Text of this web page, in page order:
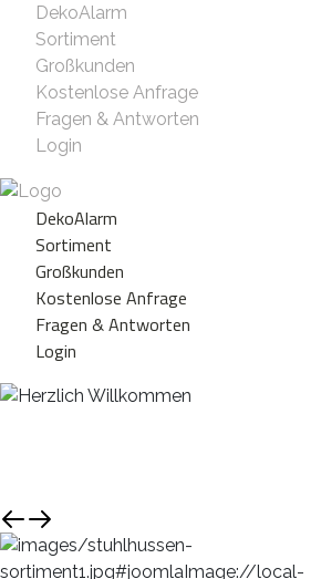
DekoAlarm
Sortiment
Großkunden
Kostenlose Anfrage
Fragen & Antworten
Login
DekoAlarm
Sortiment
Großkunden
Kostenlose Anfrage
Fragen & Antworten
Login